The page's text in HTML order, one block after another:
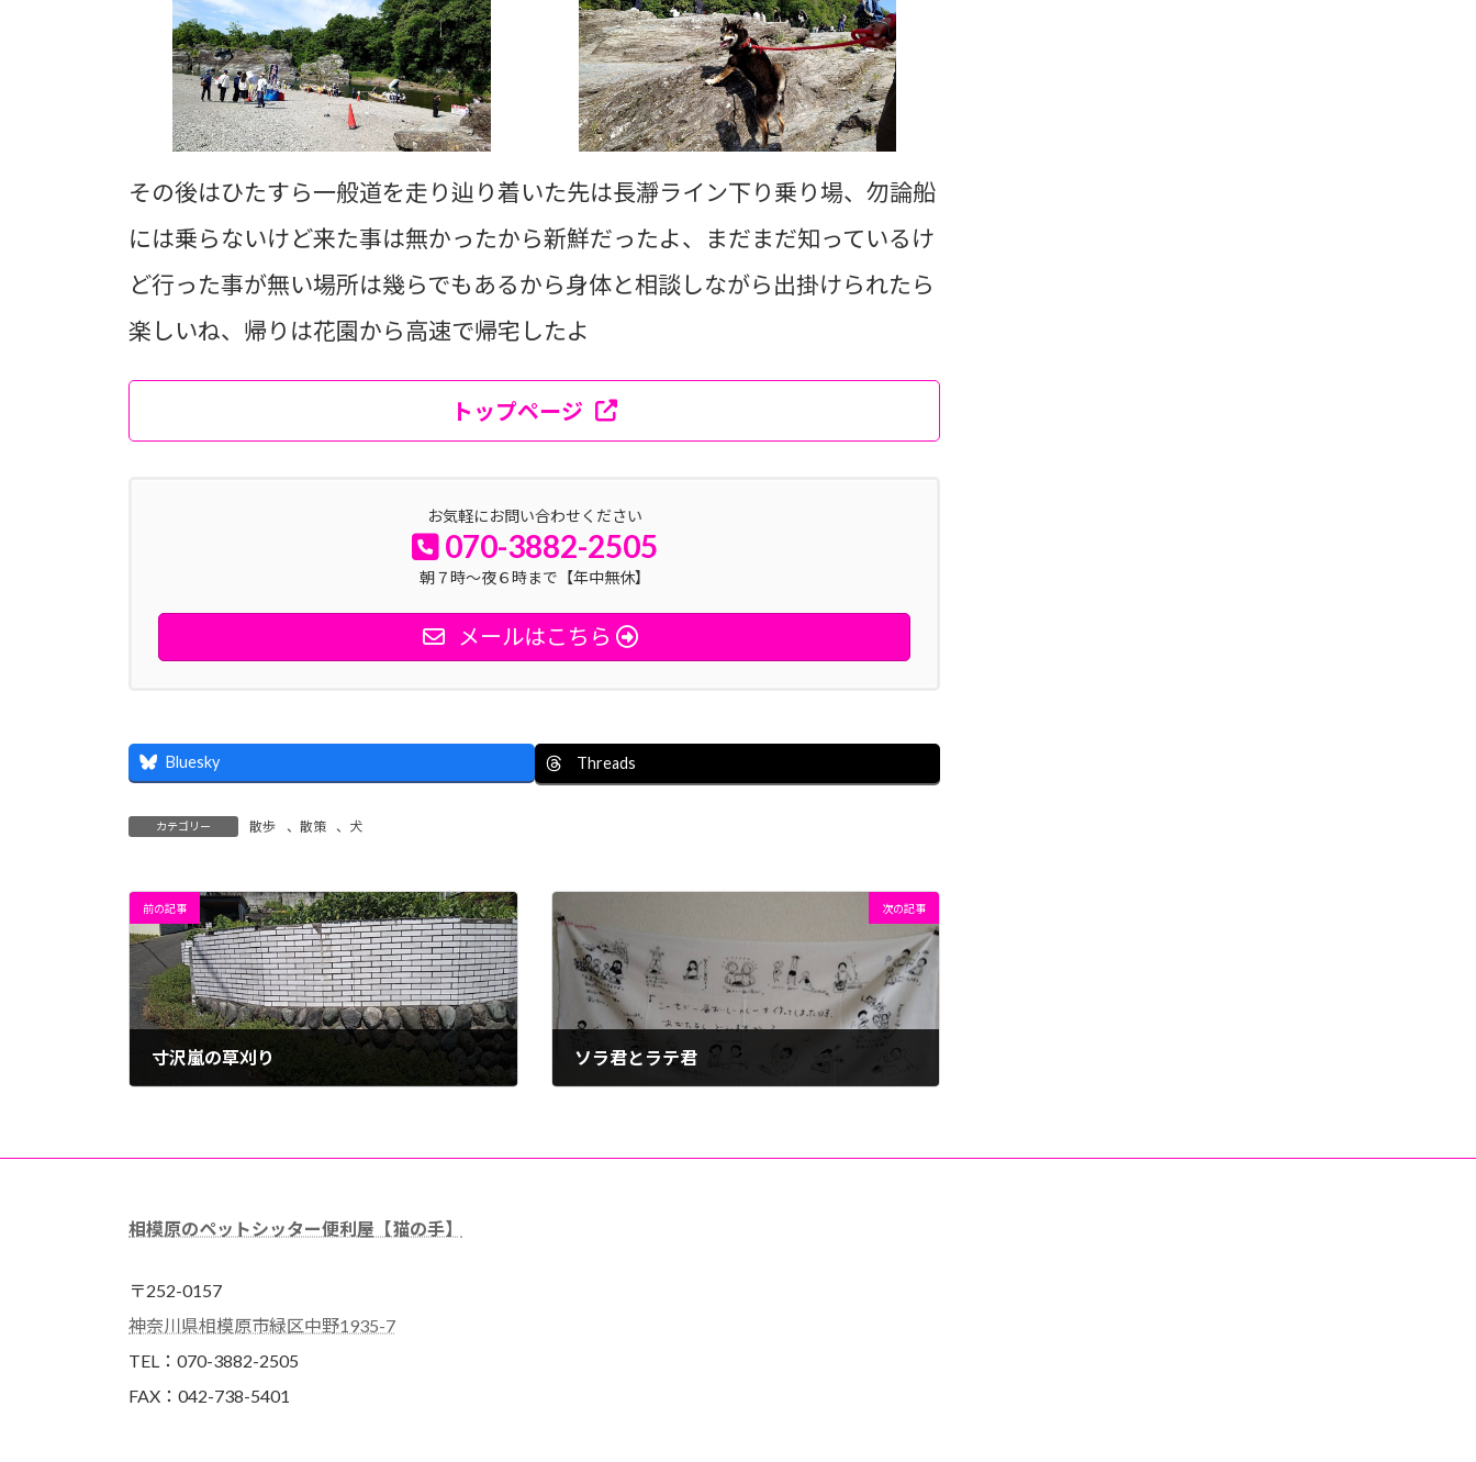
その後はひたすら一般道を走り辿り着いた先は長瀞ライン下り乗り場、勿論船
には乗らないけど来た事は無かったから新鮮だったよ、まだまだ知っているけ
ど行った事が無い場所は幾らでもあるから身体と相談しながら出掛けられたら
楽しいね、帰りは花園から高速で帰宅したよ
トップページ
お気軽にお問い合わせください
070-3882-2505
朝７時～夜６時まで【年中無休】
メールはこちら
Bluesky Threads
カテゴリー 散歩 、 散策 、 犬
前の記事
寸沢嵐の草刈り
次の記事
ソラ君とラテ君
相模原のペットシッター便利屋【猫の手】
〒252-0157
神奈川県相模原市緑区中野1935-7
TEL：070-3882-2505
FAX：042-738-5401